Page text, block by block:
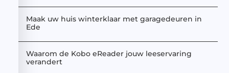
Maak uw huis winterklaar met garagedeuren in
Ede
Waarom de Kobo eReader jouw leeservaring
verandert